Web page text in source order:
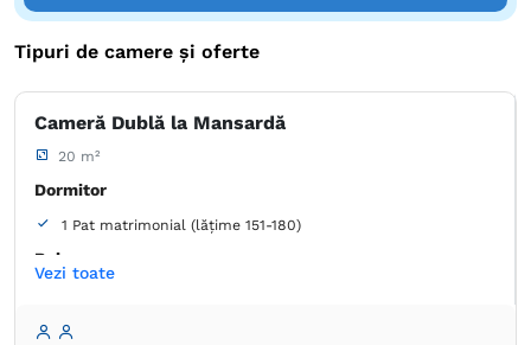
Tipuri de camere și oferte
Cameră Dublă la Mansardă
20 m²
Dormitor
1 Pat matrimonial (lățime 151-180)
Baie
Vezi toate